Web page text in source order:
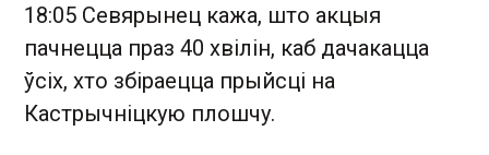
18:05 Севярынец кажа, што акцыя
пачнецца праз 40 хвілін, каб дачакацца
ўсіх, хто збіраецца прыйсці на
Кастрычніцкую плошчу.